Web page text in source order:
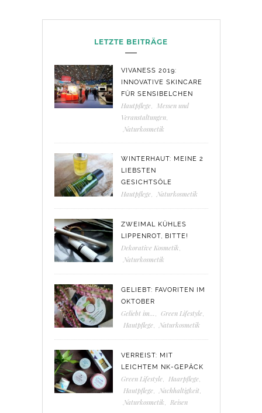
LETZTE BEITRÄGE
VIVANESS 2019:
INNOVATIVE SKINCARE
FÜR SENSIBELCHEN
Hautpflege,
Messen und
Veranstaltungen,
Naturkosmetik
WINTERHAUT: MEINE 2
LIEBSTEN
GESICHTSÖLE
Hautpflege, Naturkosmetik
ZWEIMAL KÜHLES
LIPPENROT, BITTE!
Dekorative Kosmetik
Naturkosmetik
GELIEBT: FAVORITEN IM
OKTOBER
Geliebt im... Green Lifestyle,
Hautpflege, Naturkosmetik
VERREIST: MIT
LEICHTEM NK-GEPÄCK
Green Lifestyle, Haarpflege,
Hautpflege, Nachhaltigkeit
Naturkosmetik
Reisen